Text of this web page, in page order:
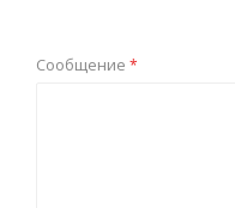
Сообщение *